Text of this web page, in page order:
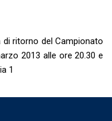
ritorno del Campionato
2013 alle ore 20.30 e
1